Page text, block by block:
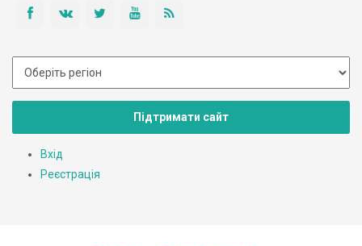
Підтримати сайт
Вхід
Реєстрація